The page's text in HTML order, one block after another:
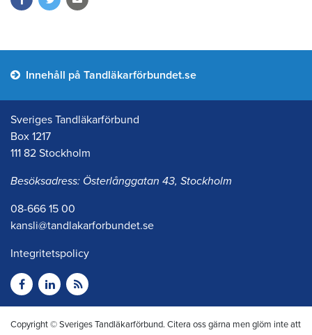
Innehåll på Tandläkarförbundet.se
Sveriges Tandläkarförbund
Box 1217
111 82 Stockholm
Besöksadress: Österlånggatan 43, Stockholm
08-666 15 00
kansli@tandlakarforbundet.se
Integritetspolicy
Copyright © Sveriges Tandläkarförbund. Citera oss gärna men glöm inte att